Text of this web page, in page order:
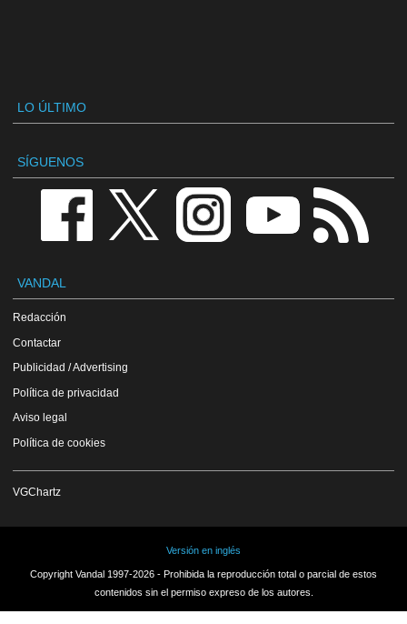
LO ÚLTIMO
SÍGUENOS
VANDAL
Redacción
Contactar
Publicidad / Advertising
Política de privacidad
Aviso legal
Política de cookies
VGChartz
Versión en inglés
Copyright Vandal 1997-2026 - Prohibida la reproducción total o parcial de estos
contenidos sin el permiso expreso de los autores.